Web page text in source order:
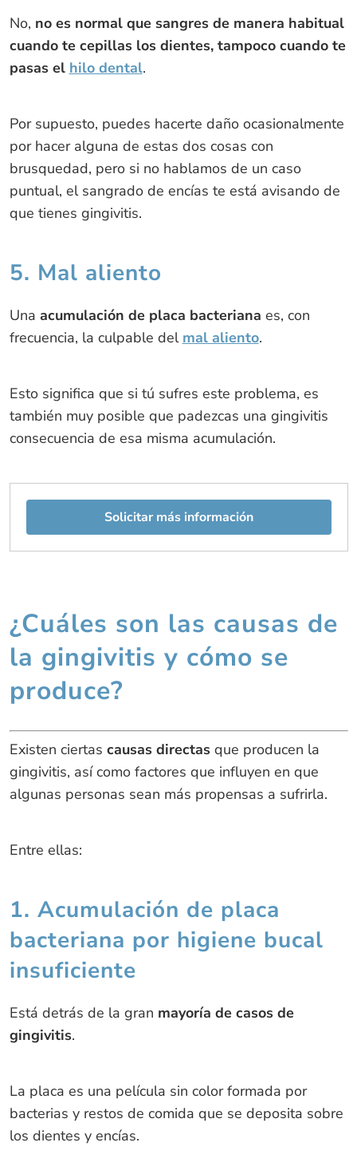
No, no es normal que sangres de manera habitual
cuando te cepillas los dientes, tampoco cuando te
pasas el hilo dental.
Por supuesto, puedes hacerte daño ocasionalmente
por hacer alguna de estas dos cosas con
brusquedad, pero si no hablamos de un caso
puntual, el sangrado de encías te está avisando de
que tienes gingivitis.
5. Mal aliento
Una acumulación de placa bacteriana es, con
frecuencia, la culpable del mal aliento.
Esto significa que si tú sufres este problema, es
también muy posible que padezcas una gingivitis
consecuencia de esa misma acumulación.
Solicitar más información
¿Cuáles son las causas de
la gingivitis y cómo se
produce?
Existen ciertas causas directasque producen la
gingivitis, así como factores que influyen en que
algunas personas sean más propensas a sufrirla.
Entre ellas:
1. Acumulación de placa
bacteriana por higiene bucal
insuficiente
Está detrás de la gran mayoría de casos de
gingivitis.
La placa es una película sin color formada por
bacterias y restos de comida que se deposita sobre
los dientes y encías.